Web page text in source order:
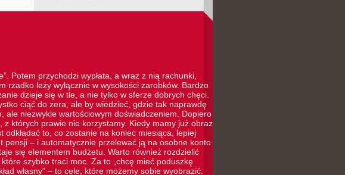
Potem przychodzi wypłata, a wraz z nią rachunki,
leży wyłącznie w wysokości zarobków. Bardzo
dzieje się w tle, a nie tylko w sferze dobrych chęci.
ciąć do zera, ale by wiedzieć, gdzie tak naprawdę
niezwykle wartościowym doświadczeniem. Dopiero
których prawie nie korzystamy. Kiedy mamy już obraz
odkładać to, co zostanie na koniec miesiąca, lepiej
pensji – i automatycznie przelewać ją na osobne konto
się elementem budżetu. Warto również rozdzielić
szybko traci moc. Za to „chcę mieć poduszkę
własny” – to cele, które możemy sobie wyobrazić.